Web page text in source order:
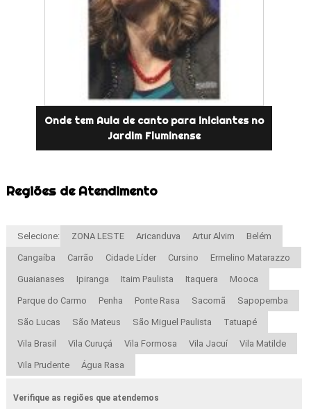
Onde tem Aula de canto para iniciantes no
Jardim Fluminense
Regiões de Atendimento
Selecione: ZONA LESTE Aricanduva Artur Alvim Belém
Cangaíba Carrão Cidade Líder Cursino Ermelino Matarazzo
Guaianases Ipiranga Itaim Paulista Itaquera Mooca
Parque do Carmo Penha Ponte Rasa Sacomã Sapopemba
São Lucas São Mateus São Miguel Paulista Tatuapé
Vila Brasil Vila Curuçá Vila Formosa Vila Jacuí Vila Matilde
Vila Prudente Água Rasa
Verifique as regiões que atendemos